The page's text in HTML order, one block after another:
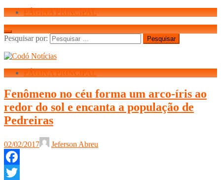
PÁGINA PRINCIPAL
Pesquisar por:
PÁGINA PRINCIPAL
Fenômeno no céu forma um arco-íris ao
redor do sol e encanta a população de
Pedreiras
02/02/2017 Jeferson Abreu
Facebook